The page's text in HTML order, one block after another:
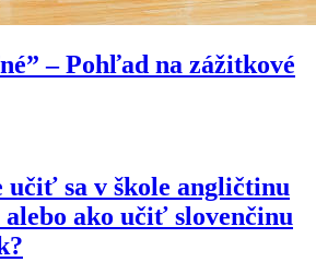
– Pohľad na zážitkové
učiť sa v škole angličtinu
alebo ako učiť slovenčinu